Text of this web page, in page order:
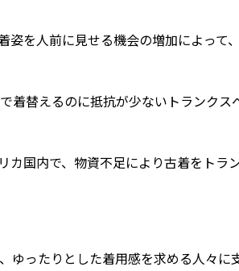
を人前に見せる機会の増加によって
着替えるのに抵抗が少ないトランクス
国内で、物資不足により古着をトラ
ゆったりとした着用感を求める人々に